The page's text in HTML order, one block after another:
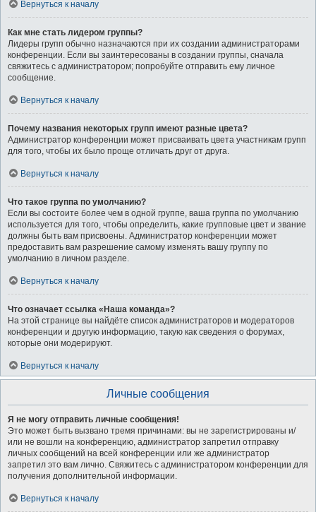
Вернуться к началу
Как мне стать лидером группы?
Лидеры групп обычно назначаются при их создании администраторами
конференции. Если вы заинтересованы в создании группы, сначала
свяжитесь с администратором; попробуйте отправить ему личное
сообщение.
Вернуться к началу
Почему названия некоторых групп имеют разные цвета?
Администратор конференции может присваивать цвета участникам групп
для того, чтобы их было проще отличать друг от друга.
Вернуться к началу
Что такое группа по умолчанию?
Если вы состоите более чем в одной группе, ваша группа по умолчанию
используется для того, чтобы определить, какие групповые цвет и звание
должны быть вам присвоены. Администратор конференции может
предоставить вам разрешение самому изменять вашу группу по
умолчанию в личном разделе.
Вернуться к началу
Что означает ссылка «Наша команда»?
На этой странице вы найдёте список администраторов и модераторов
конференции и другую информацию, такую как сведения о форумах,
которые они модерируют.
Вернуться к началу
Личные сообщения
Я не могу отправить личные сообщения!
Это может быть вызвано тремя причинами: вы не зарегистрированы и/
или не вошли на конференцию, администратор запретил отправку
личных сообщений на всей конференции или же администратор
запретил это вам лично. Свяжитесь с администратором конференции для
получения дополнительной информации.
Вернуться к началу